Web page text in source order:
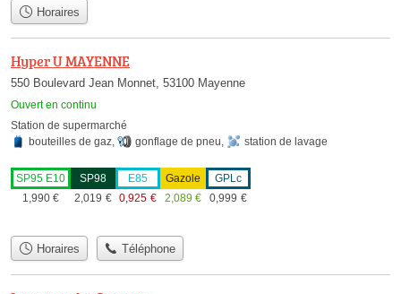
Horaires
Hyper U MAYENNE
550 Boulevard Jean Monnet, 53100 Mayenne
Ouvert en continu
Station de supermarché
bouteilles de gaz
gonflage de pneu station de lavage
SP95 E10
1,990 €
SP98
2,019 €
E85
0,925 €
Gazole
2,089 €
GPLc
0,999 €
Horaires Téléphone